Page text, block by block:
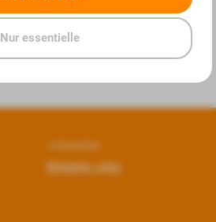
Jobseiten
Beliebte Jobs
Nur essentielle